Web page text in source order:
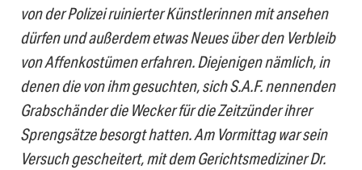
von der Polizei ruinierter Künstlerinnen mit ansehen
dürfen und außerdem etwas Neues über den Verbleib
von Affenkostümen erfahren. Diejenigen nämlich, in
denen die von ihm gesuchten, sich S.A.F. nennenden
Grabschänder die Wecker für die Zeitzünder ihrer
Sprengsätze besorgt hatten. Am Vormittag war sein
Versuch gescheitert, mit dem Gerichtsmediziner Dr.